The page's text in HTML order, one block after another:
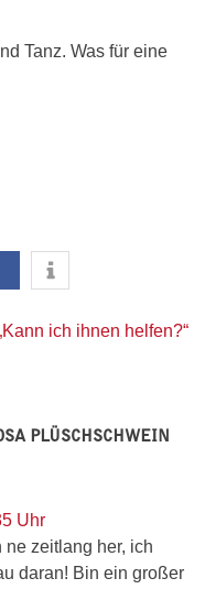
Tanz. Was für eine
ich ihnen helfen?“
PLÜSCHSCHWEIN
Uhr
ne zeitlang her, ich
daran! Bin ein großer